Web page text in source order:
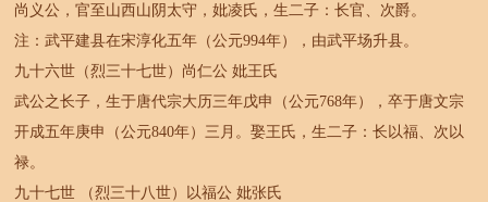
尚义公，官至山西山阴太守，妣凌氏，生二子：长官、次爵。
注：武平建县在宋淳化五年（公元994年），由武平场升县。
九十六世（烈三十七世）尚仁公 妣王氏
武公之长子，生于唐代宗大历三年戊申（公元768年），卒于唐文宗
开成五年庚申（公元840年）三月。娶王氏，生二子：长以福、次以
禄。
九十七世 （烈三十八世）以福公 妣张氏